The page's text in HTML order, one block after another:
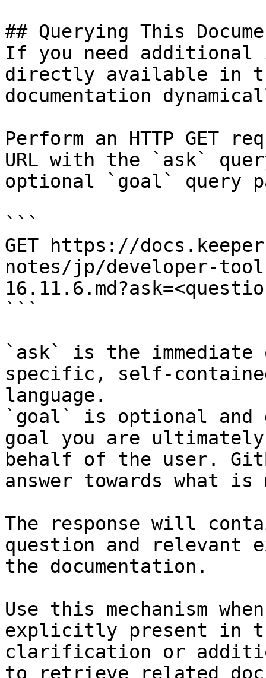
## Querying This
If you need
directly available in
documentation
Perform an HTTP GET
URL with the `ask`
optional `goal` query
```
GET https://
notes/jp/developer-
```
`ask` is the
specific, self-
language.
`goal` is optional and
goal you are
behalf of the user.
answer towards what
The response will
question and relevant
the documentation.
Use this mechanism
explicitly present in
clarification or